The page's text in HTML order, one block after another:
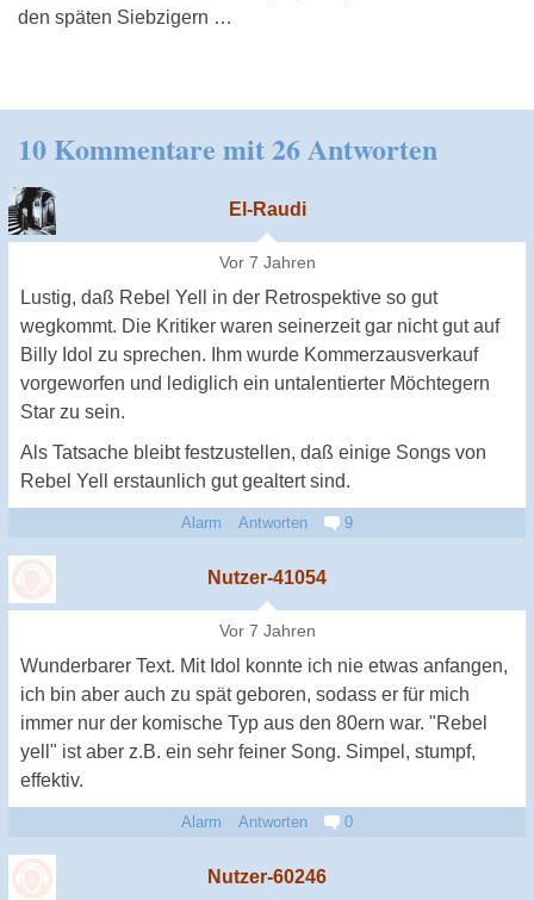
den späten Siebzigern …
10 Kommentare mit 26 Antworten
El-Raudi
Vor 7 Jahren
Lustig, daß Rebel Yell in der Retrospektive so gut
wegkommt. Die Kritiker waren seinerzeit gar nicht gut auf
Billy Idol zu sprechen. Ihm wurde Kommerzausverkauf
vorgeworfen und lediglich ein untalentierter Möchtegern
Star zu sein.
Als Tatsache bleibt festzustellen, daß einige Songs von
Rebel Yell erstaunlich gut gealtert sind.
Alarm Antworten 9
Nutzer-41054
Vor 7 Jahren
Wunderbarer Text. Mit Idol konnte ich nie etwas anfangen,
ich bin aber auch zu spät geboren, sodass er für mich
immer nur der komische Typ aus den 80ern war. "Rebel
yell" ist aber z.B. ein sehr feiner Song. Simpel, stumpf,
effektiv.
Alarm Antworten 0
Nutzer-60246